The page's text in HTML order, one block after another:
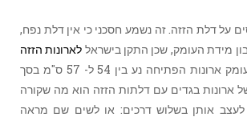
על דלת הזזה. זה נשמע חסכני כי אין דלת נפח,
מידת העומק, שכן התקן בישראל לארונות הזזה
הוא 60 ס"מ, בעוד עומק ארונות הפתיחה נע בין 54 ל- 57 ס"מ בסך
ארונות בגדים עם דלתות הזזה הוא מה שקורה
לעצב אותן בשלוש דרכים: או לשים שם מראה